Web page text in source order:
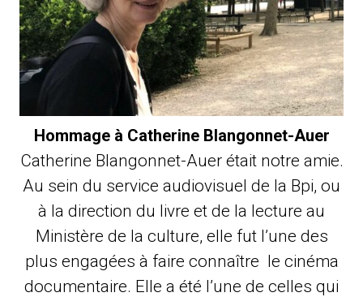
Hommage à Catherine Blangonnet-Auer
Catherine Blangonnet-Auer était notre amie.
Au sein du service audiovisuel de la Bpi, ou
à la direction du livre et de la lecture au
Ministère de la culture, elle fut l’une des
plus engagées à faire connaître le cinéma
documentaire. Elle a été l’une de celles qui